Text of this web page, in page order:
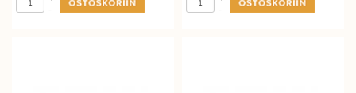
-
-